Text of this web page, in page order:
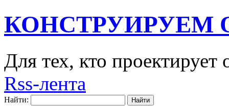
КОНСТРУИРУЕМ
Для тех, кто проектирует
Rss-лента
Найти: